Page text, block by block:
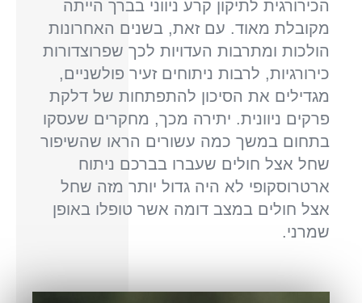
הכירורגית לתיקון קרע ניווני בברך הייתה
מקובלת מאוד. עם זאת, בשנים האחרונות
הולכות ומתרבות העדויות לכך שפרוצדורות
כירורגיות, לרבות ניתוחים זעיר פולשניים,
מגדילים את הסיכון להתפתחות של דלקת
פרקים ניוונית. יתירה מכך, מחקרים שעסקו
בתחום במשך כמה עשורים הראו שהשיפור
שחל אצל חולים שעברו בברכם ניתוח
ארטרוסקופי לא היה גדול יותר מזה שחל
אצל חולים במצב דומה אשר טופלו באופן
שמרני.